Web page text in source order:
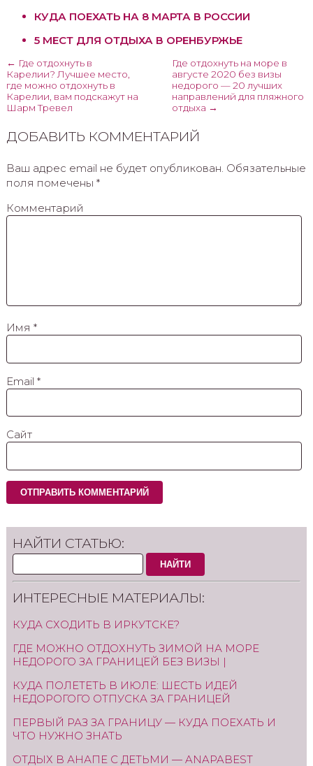
КУДА ПОЕХАТЬ НА 8 МАРТА В РОССИИ
5 МЕСТ ДЛЯ ОТДЫХА В ОРЕНБУРЖЬЕ
← Где отдохнуть в
Карелии? Лучшее место,
где можно отдохнуть в
Карелии, вам подскажут на
Шарм Тревел
Где отдохнуть на море в
августе 2020 без визы
недорого — 20 лучших
направлений для пляжного
отдыха →
ДОБАВИТЬ КОММЕНТАРИЙ
Ваш адрес email не будет опубликован. Обязательные
поля помечены *
Комментарий
Имя *
Email *
Сайт
НАЙТИ СТАТЬЮ:
НАЙТИ
ИНТЕРЕСНЫЕ МАТЕРИАЛЫ:
КУДА СХОДИТЬ В ИРКУТСКЕ?
ГДЕ МОЖНО ОТДОХНУТЬ ЗИМОЙ НА МОРЕ
НЕДОРОГО ЗА ГРАНИЦЕЙ БЕЗ ВИЗЫ |
КУДА ПОЛЕТЕТЬ В ИЮЛЕ: ШЕСТЬ ИДЕЙ
НЕДОРОГОГО ОТПУСКА ЗА ГРАНИЦЕЙ
ПЕРВЫЙ РАЗ ЗА ГРАНИЦУ — КУДА ПОЕХАТЬ И
ЧТО НУЖНО ЗНАТЬ
ОТДЫХ В АНАПЕ С ДЕТЬМИ — ANAPABEST